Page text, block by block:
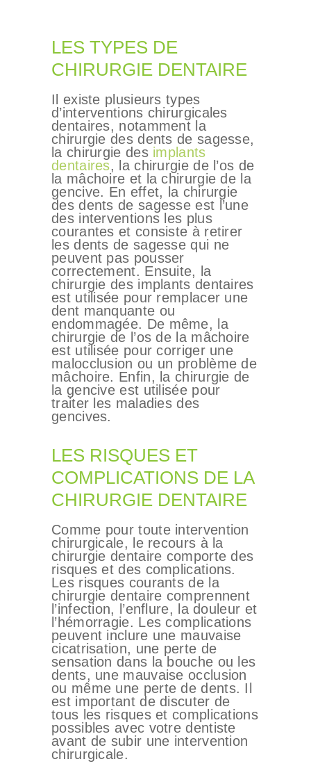
LES TYPES DE
CHIRURGIE DENTAIRE
Il existe plusieurs types
d’interventions chirurgicales
dentaires, notamment la
chirurgie des dents de sagesse,
la chirurgie des implants
dentaires, la chirurgie de l’os de
la mâchoire et la chirurgie de la
gencive. En effet, la chirurgie
des dents de sagesse est l’une
des interventions les plus
courantes et consiste à retirer
les dents de sagesse qui ne
peuvent pas pousser
correctement. Ensuite, la
chirurgie des implants dentaires
est utilisée pour remplacer une
dent manquante ou
endommagée. De même, la
chirurgie de l’os de la mâchoire
est utilisée pour corriger une
malocclusion ou un problème de
mâchoire. Enfin, la chirurgie de
la gencive est utilisée pour
traiter les maladies des
gencives.
LES RISQUES ET
COMPLICATIONS DE LA
CHIRURGIE DENTAIRE
Comme pour toute intervention
chirurgicale, le recours à la
chirurgie dentaire comporte des
risques et des complications.
Les risques courants de la
chirurgie dentaire comprennent
l’infection, l’enflure, la douleur et
l’hémorragie. Les complications
peuvent inclure une mauvaise
cicatrisation, une perte de
sensation dans la bouche ou les
dents, une mauvaise occlusion
ou même une perte de dents. Il
est important de discuter de
tous les risques et complications
possibles avec votre dentiste
avant de subir une intervention
chirurgicale.